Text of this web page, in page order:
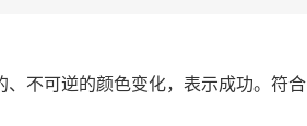
不可逆的颜色变化，表示成功。符合